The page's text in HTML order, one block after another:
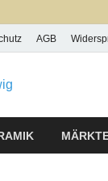
AGB